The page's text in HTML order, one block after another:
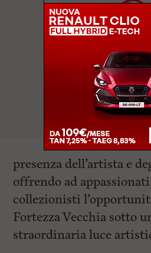
presenza dell’artista e
offrendo ad
collezionisti
Fortezza Vecchia sotto
straordinaria luce